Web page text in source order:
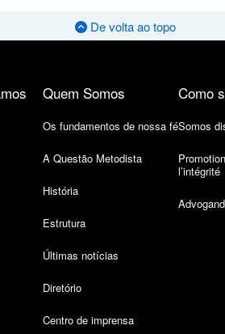
De volta ao topo
Quem Somos
Os fundamentos de nossa fé
A Questão Metodista
História
Estrutura
Últimas notícias
Diretório
Centro de imprensa
Como
Somos
l’intégrité